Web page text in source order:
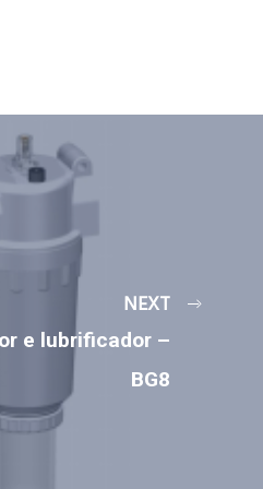
NEXT
e lubrificador –
BG8